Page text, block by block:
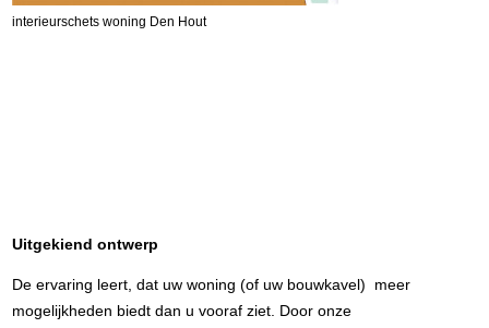
interieurschets woning Den Hout
Uitgekiend ontwerp
De ervaring leert, dat uw woning (of uw bouwkavel) meer
mogelijkheden biedt dan u vooraf ziet. Door onze